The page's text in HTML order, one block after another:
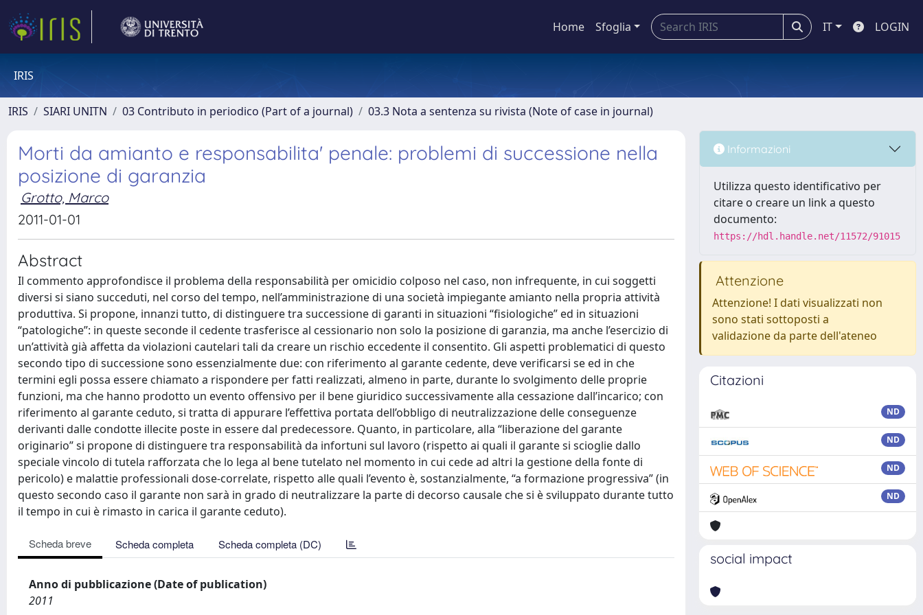
Home Sfoglia IT LOGIN
IRIS
IRIS SIARI UNITN 03 Contributo in periodico (Part of a journal) 03.3 Nota a sentenza su rivista (Note of case in journal)
Morti da amianto e responsabilita' penale: problemi di successione nella
posizione di garanzia
Grotto, Marco
2011-01-01
Abstract
Il commento approfondisce il problema della responsabilità per omicidio colposo nel caso, non infrequente, in cui soggetti
diversi si siano succeduti, nel corso del tempo, nell’amministrazione di una società impiegante amianto nella propria attività
produttiva. Si propone, innanzi tutto, di distinguere tra successione di garanti in situazioni “fisiologiche” ed in situazioni
“patologiche”: in queste seconde il cedente trasferisce al cessionario non solo la posizione di garanzia, ma anche l’esercizio di
un’attività già affetta da violazioni cautelari tali da creare un rischio eccedente il consentito. Gli aspetti problematici di questo
secondo tipo di successione sono essenzialmente due: con riferimento al garante cedente, deve verificarsi se ed in che
termini egli possa essere chiamato a rispondere per fatti realizzati, almeno in parte, durante lo svolgimento delle proprie
funzioni, ma che hanno prodotto un evento offensivo per il bene giuridico successivamente alla cessazione dall’incarico; con
riferimento al garante ceduto, si tratta di appurare l’effettiva portata dell’obbligo di neutralizzazione delle conseguenze
derivanti dalle condotte illecite poste in essere dal predecessore. Quanto, in particolare, alla “liberazione del garante
originario” si propone di distinguere tra responsabilità da infortuni sul lavoro (rispetto ai quali il garante si scioglie dallo
speciale vincolo di tutela rafforzata che lo lega al bene tutelato nel momento in cui cede ad altri la gestione della fonte di
pericolo) e malattie professionali dose-correlate, rispetto alle quali l’evento è, sostanzialmente, “a formazione progressiva” (in
questo secondo caso il garante non sarà in grado di neutralizzare la parte di decorso causale che si è sviluppato durante tutto
il tempo in cui è rimasto in carica il garante ceduto).
Scheda breve Scheda completa Scheda completa (DC)
Anno di pubblicazione (Date of publication)
2011
Informazioni
Utilizza questo identificativo per
citare o creare un link a questo
documento:
https://hdl.handle.net/11572/91015
Attenzione
Attenzione! I dati visualizzati non
sono stati sottoposti a
validazione da parte dell'ateneo
Citazioni
ND
ND
ND
ND
social impact